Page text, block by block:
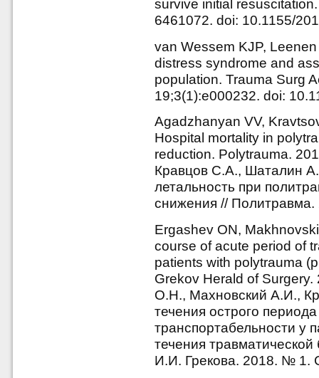
survive initial
6461072. doi: 10.1155/
van Wessem KJP,
distress syndrome and
population. Trauma Surg
19;3(1):e000232. doi:
Agadzhanyan VV,
Hospital mortality in
reduction. Polytrauma.
Кравцов С.А., Шаталин
летальность при
снижения //
Ergashev ON,
course of acute period of
patients with polytrauma
Grekov Herald of
О.Н., Махновский А.И.,
течения острого
транспортабельности у
течения
И.И. Грекова. 2018. № 1.